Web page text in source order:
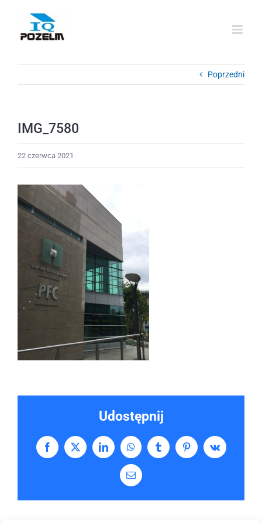
zawartości
Poprzedni
IMG_7580
22 czerwca 2021
Udostępnij
Facebook
X LinkedInWhatsAppTumblr PinterestVk
Email